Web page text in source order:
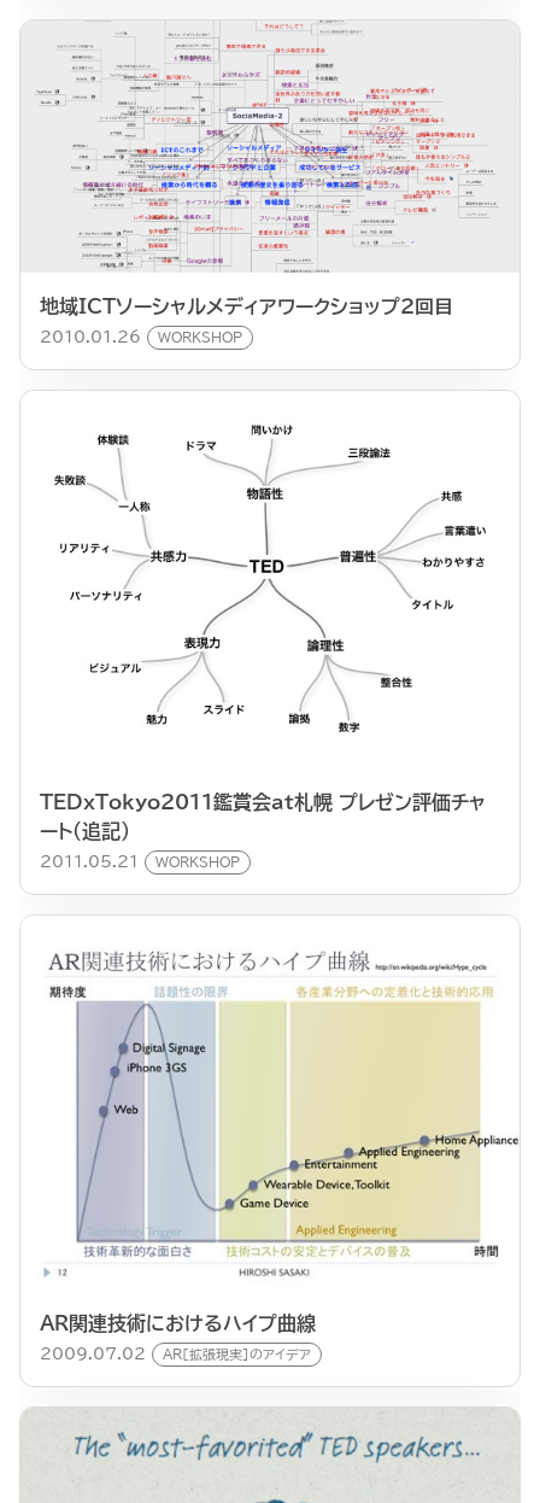
地域ICTソーシャルメディアワークショップ２回目
2010.01.26 WORKSHOP
TEDxTokyo2011鑑賞会at札幌 プレゼン評価チャ
ート（追記）
2011.05.21 WORKSHOP
AR関連技術におけるハイプ曲線
2009.07.02 AR[拡張現実]のアイデア